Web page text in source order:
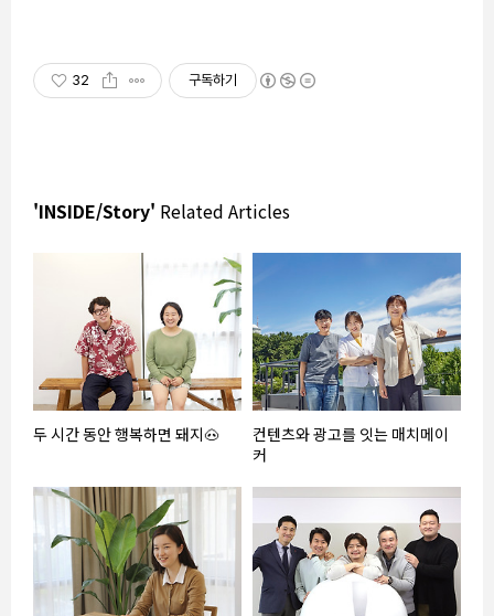
32 구독하기
'INSIDE/Story' Related Articles
두 시간 동안 행복하면 돼지🐽
컨텐츠와 광고를 잇는 매치메이
커